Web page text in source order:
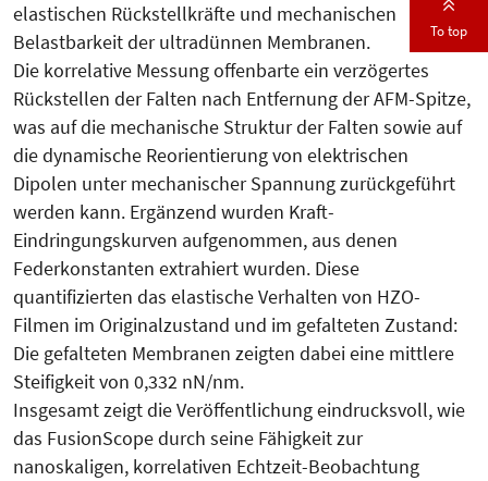
elastischen Rückstellkräfte und mechanischen
Belastbarkeit der ultradünnen Membranen.
Die korrelative Messung offenbarte ein verzögertes
Rückstellen der Falten nach Entfernung der AFM-Spitze,
was auf die mechanische Struktur der Falten sowie auf
die dynamische Reorientierung von elektrischen
Dipolen unter mechanischer Spannung zurückgeführt
werden kann. Ergänzend wurden Kraft-
Eindringungskurven aufgenommen, aus denen
Federkonstanten extrahiert wurden. Diese
quantifizierten das elastische Verhalten von HZO-
Filmen im Originalzustand und im gefalteten Zustand:
Die gefalteten Membranen zeigten dabei eine mittlere
Steifigkeit von 0,332 nN/nm.
Insgesamt zeigt die Veröffentlichung eindrucksvoll, wie
das FusionScope durch seine Fähigkeit zur
nanoskaligen, korrelativen Echtzeit-Beobachtung
To top